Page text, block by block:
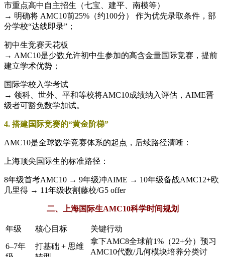
市重点高中自主招生（七宝、建平、南模等）
→ 明确将 AMC10前25%（约100分） 作为优先录取条件，部
分学校“达线即录”；
初中生竞赛天花板
→ AMC10是少数允许初中生参加的高含金量国际竞赛，提前
建立学术优势；
国际学校入学考试
→ 领科、世外、平和等校将AMC10成绩纳入评估，AIME晋
级者可豁免数学加试。
4. 搭建国际竞赛的“黄金阶梯”
AMC10是全球数学竞赛体系的起点，后续路径清晰：
上海顶尖国际生的标准路径：
8年级首考AMC10 → 9年级冲AIME → 10年级备战AMC12+欧
几里得 → 11年级收割藤校/G5 offer
二、上海国际生AMC10科学时间规划
年级 核心目标 关键行动
6–7年
打基础 + 思维
拿下AMC8全球前1%（22+分）预习
AMC10代数/几何模块培养分类讨